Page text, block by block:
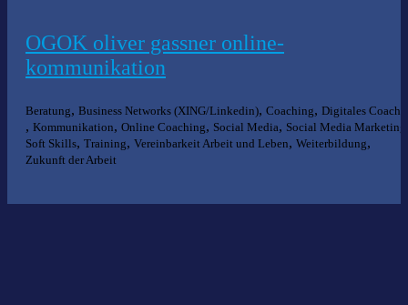
OGOK oliver gassner online-
kommunikation
Beratung, Business Networks (XING/Linkedin), Coaching, Digitales
, Kommunikation, Online Coaching, Social Media, Social Media Marketing
Soft Skills, Training, Vereinbarkeit Arbeit und Leben, Weiterbildung,
Zukunft der Arbeit